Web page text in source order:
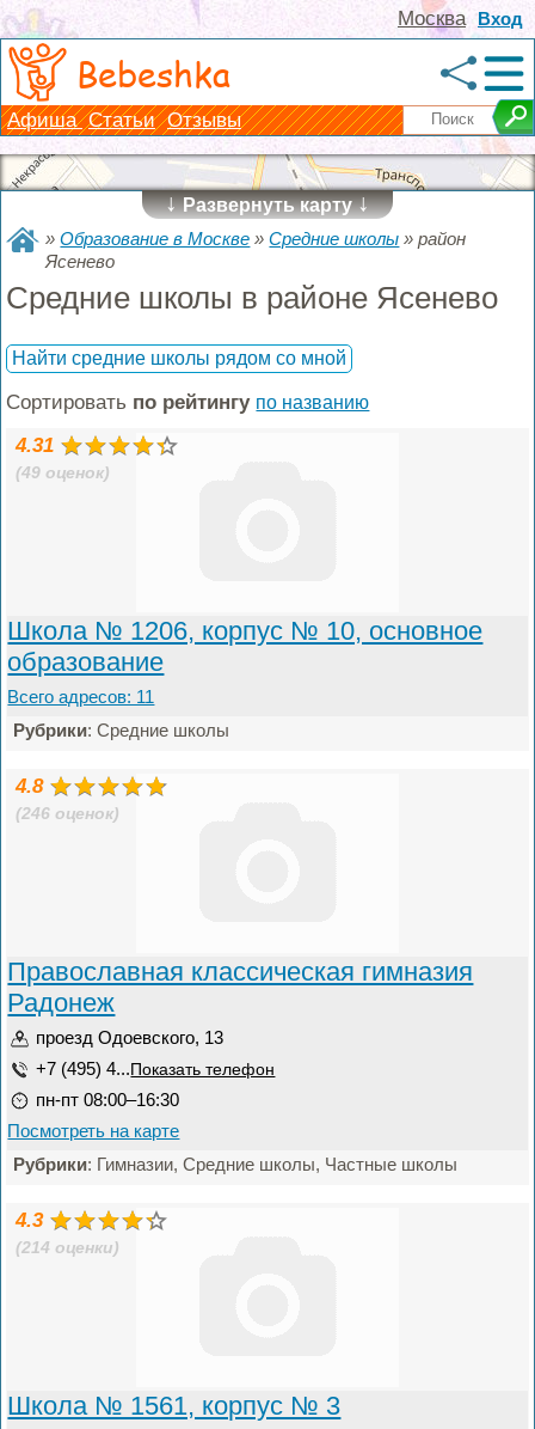
Вход
Москва
Bebeshka
Афиша Статьи Отзывы
↓Развернуть карту↓
»Образование в Москве »Средние школы »район
Ясенево
Средние школы в районе Ясенево
Найти средние школы рядом со мной
Сортировать по рейтингу по названию
4.31
(49 оценок)
Школа № 1206, корпус № 10, основное
образование
Всего адресов: 11
Рубрики: Средние школы
4.8
(246 оценок)
Православная классическая гимназия
Радонеж
проезд Одоевского, 13
+7 (495) 4... Показать телефон
пн-пт 08:00–16:30
Посмотреть на карте
Рубрики: Гимназии, Средние школы, Частные школы
4.3
(214 оценки)
Школа № 1561, корпус № 3